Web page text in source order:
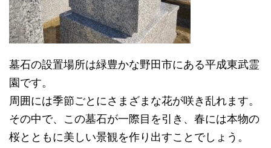
墓石の設置場所は緑豊かな野田市にある平成東武霊
園です。
周囲には季節ごとにさまざまな花が咲き乱れます。
その中で、この墓石が一際目を引き、春には本物の
桜とともに美しい景観を作り出すことでしょう。